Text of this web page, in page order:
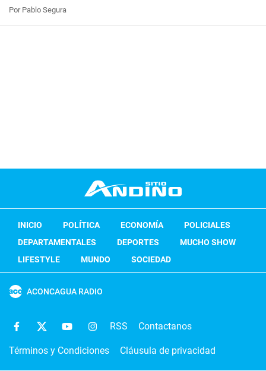
Por Pablo Segura
INICIO POLÍTICA ECONOMÍA
POLICIALES
DEPARTAMENTALES
DEPORTES
MUCHO SHOW
LIFESTYLE
MUNDO SOCIEDAD
ACONCAGUA RADIO
RSS Contactanos
Términos y Condiciones Cláusula de privacidad